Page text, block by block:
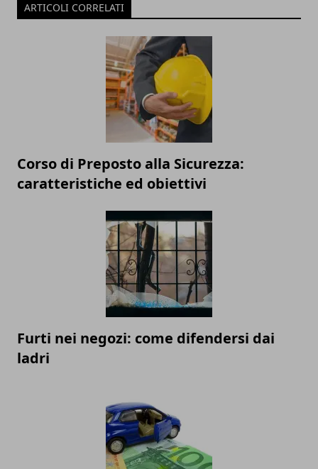
ARTICOLI CORRELATI
Corso di Preposto alla Sicurezza:
caratteristiche ed obiettivi
Furti nei negozi: come difendersi dai
ladri